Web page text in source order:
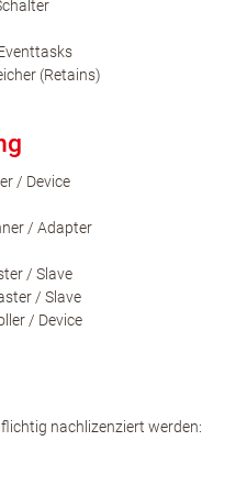
(Retains)
/ Device
/ Adapter
/ Slave
/ Slave
/ Device
nachlizenziert werden: